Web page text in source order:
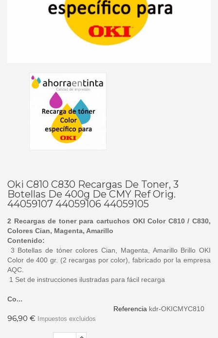
Oki C810 C830 Recargas De Toner, 3
Botellas De 400g De CMY Ref Orig.
44059107 44059106 44059105
2 Recargas de toner para cartuchos OKI Color C810 / C830,
Colores Cian, Magenta, Amarillo
Contenido:
3 Botellas de tóner colores Cian, Magenta, Amarillo Brillo OKI
Color de 400 gr. (2 recargas por color), fabricado por la empresa
AQC.
1 Set de instrucciones ilustradas para fácil recarga
Co...
Referencia kdr-OKICMYC810
96,90 € Impuestos excluidos